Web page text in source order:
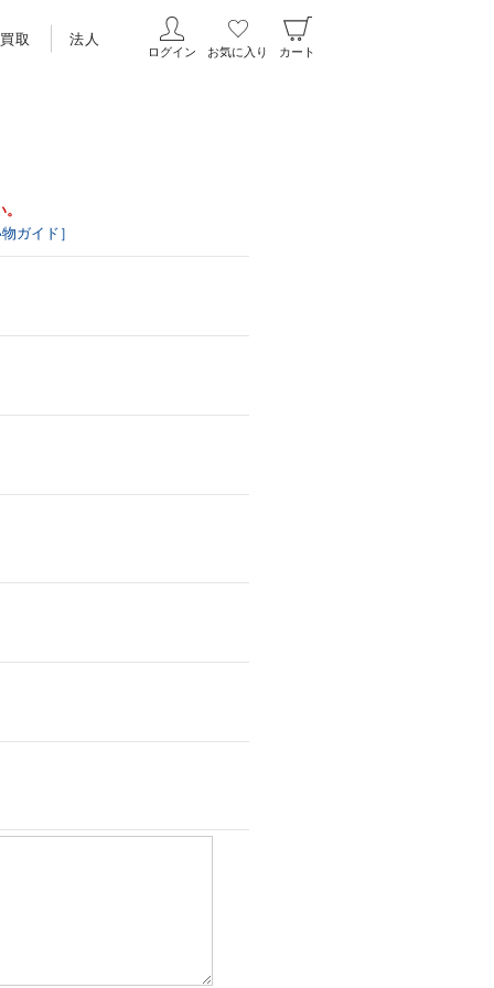
買取 法人
ログイン お気に入り カート
ガイド］